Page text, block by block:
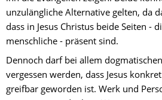
unzulängliche Alternative gelten, da
dass in Jesus Christus beide Seiten -
menschliche - präsent sind.
Dennoch darf bei allem
vergessen werden, dass Jesus
greifbar geworden ist. Werk und